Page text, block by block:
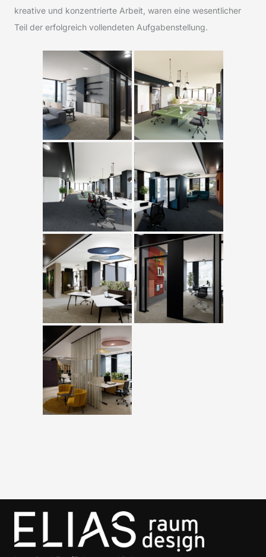
kreative und konzentrierte Arbeit, waren eine wesentlicher
Teil der erfolgreich vollendeten Aufgabenstellung.